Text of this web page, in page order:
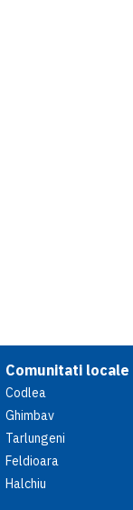
Comunitati locale
Codlea
Ghimbav
Tarlungeni
Feldioara
Halchiu